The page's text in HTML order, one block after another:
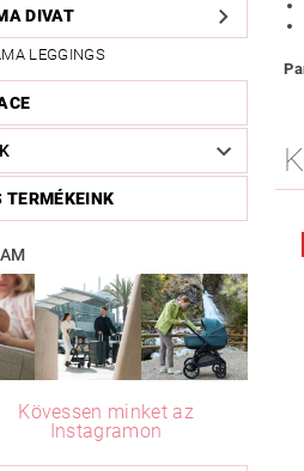
DIVAT
LEGGINGS
TERMÉKEINK
Kövessen minket az
Instagramon